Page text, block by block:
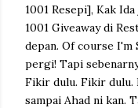
1001 Resepi], Kak
1001 Giveaway di
depan. Of course I'm
pergi! Tapi
Fikir dulu. Fikir dulu.
sampai Ahad ni kan.